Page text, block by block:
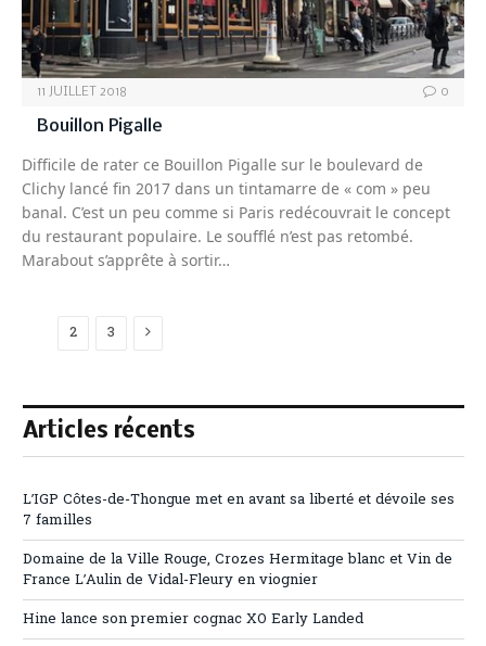
11 JUILLET 2018 0
Bouillon Pigalle
Difficile de rater ce Bouillon Pigalle sur le boulevard de
Clichy lancé fin 2017 dans un tintamarre de « com » peu
banal. C’est un peu comme si Paris redécouvrait le concept
du restaurant populaire. Le soufflé n’est pas retombé.
Marabout s’apprête à sortir…
2 3 Next
Articles récents
L’IGP Côtes-de-Thongue met en avant sa liberté et dévoile ses
7 familles
Domaine de la Ville Rouge, Crozes Hermitage blanc et Vin de
France L’Aulin de Vidal-Fleury en viognier
Hine lance son premier cognac XO Early Landed